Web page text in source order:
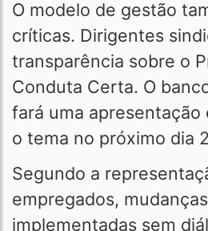
O modelo de gestão
críticas. Dirigentes
transparência sobre o
Conduta Certa. O
fará uma apresentação
o tema no próximo dia
Segundo a
empregados,
implementadas sem